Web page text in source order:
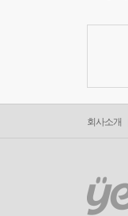
회사소개